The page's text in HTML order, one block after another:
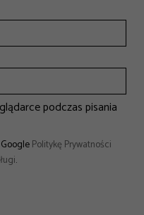
podczas pisania
Politykę Prywatności
.